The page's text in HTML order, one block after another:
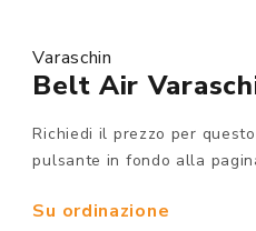
Varaschin
Belt Air
Richiedi il prezzo per
pulsante in fondo alla
Su ordinazione